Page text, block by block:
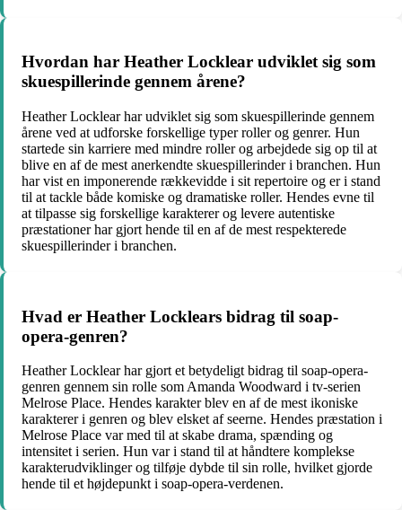
Hvordan har Heather Locklear udviklet sig som
skuespillerinde gennem årene?
Heather Locklear har udviklet sig som skuespillerinde gennem
årene ved at udforske forskellige typer roller og genrer. Hun
startede sin karriere med mindre roller og arbejdede sig op til at
blive en af de mest anerkendte skuespillerinder i branchen. Hun
har vist en imponerende rækkevidde i sit repertoire og er i stand
til at tackle både komiske og dramatiske roller. Hendes evne til
at tilpasse sig forskellige karakterer og levere autentiske
præstationer har gjort hende til en af de mest respekterede
skuespillerinder i branchen.
Hvad er Heather Locklears bidrag til soap-
opera-genren?
Heather Locklear har gjort et betydeligt bidrag til soap-opera-
genren gennem sin rolle som Amanda Woodward i tv-serien
Melrose Place. Hendes karakter blev en af de mest ikoniske
karakterer i genren og blev elsket af seerne. Hendes præstation i
Melrose Place var med til at skabe drama, spænding og
intensitet i serien. Hun var i stand til at håndtere komplekse
karakterudviklinger og tilføje dybde til sin rolle, hvilket gjorde
hende til et højdepunkt i soap-opera-verdenen.